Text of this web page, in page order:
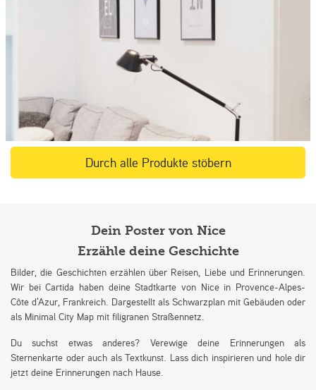
Durch alle Produkte stöbern
Dein Poster von Nice
Erzähle deine Geschichte
Bilder, die Geschichten erzählen über Reisen, Liebe und Erinnerungen.
Wir bei Cartida haben deine Stadtkarte von Nice in Provence-Alpes-
Côte d'Azur, Frankreich. Dargestellt als Schwarzplan mit Gebäuden oder
als Minimal City Map mit filigranen Straßennetz.
Du suchst etwas anderes? Verewige deine Erinnerungen als
Sternenkarte oder auch als Textkunst. Lass dich inspirieren und hole dir
jetzt deine Erinnerungen nach Hause.